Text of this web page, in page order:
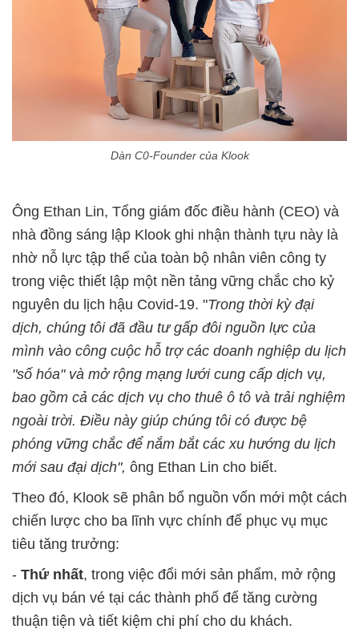
Dàn C0-Founder của Klook
Ông Ethan Lin, Tổng giám đốc điều hành (CEO) và
nhà đồng sáng lập Klook ghi nhận thành tựu này là
nhờ nỗ lực tập thể của toàn bộ nhân viên công ty
trong việc thiết lập một nền tảng vững chắc cho kỷ
nguyên du lịch hậu Covid-19. "Trong thời kỳ đại
dịch, chúng tôi đã đầu tư gấp đôi nguồn lực của
mình vào công cuộc hỗ trợ các doanh nghiệp du lịch
"số hóa" và mở rộng mạng lưới cung cấp dịch vụ,
bao gồm cả các dịch vụ cho thuê ô tô và trải nghiệm
ngoài trời. Điều này giúp chúng tôi có được bệ
phóng vững chắc để nắm bắt các xu hướng du lịch
mới sau đại dịch", ông Ethan Lin cho biết.
Theo đó, Klook sẽ phân bổ nguồn vốn mới một cách
chiến lược cho ba lĩnh vực chính để phục vụ mục
tiêu tăng trưởng:
- Thứ nhất, trong việc đổi mới sản phẩm, mở rộng
dịch vụ bán vé tại các thành phố để tăng cường
thuận tiện và tiết kiệm chi phí cho du khách.